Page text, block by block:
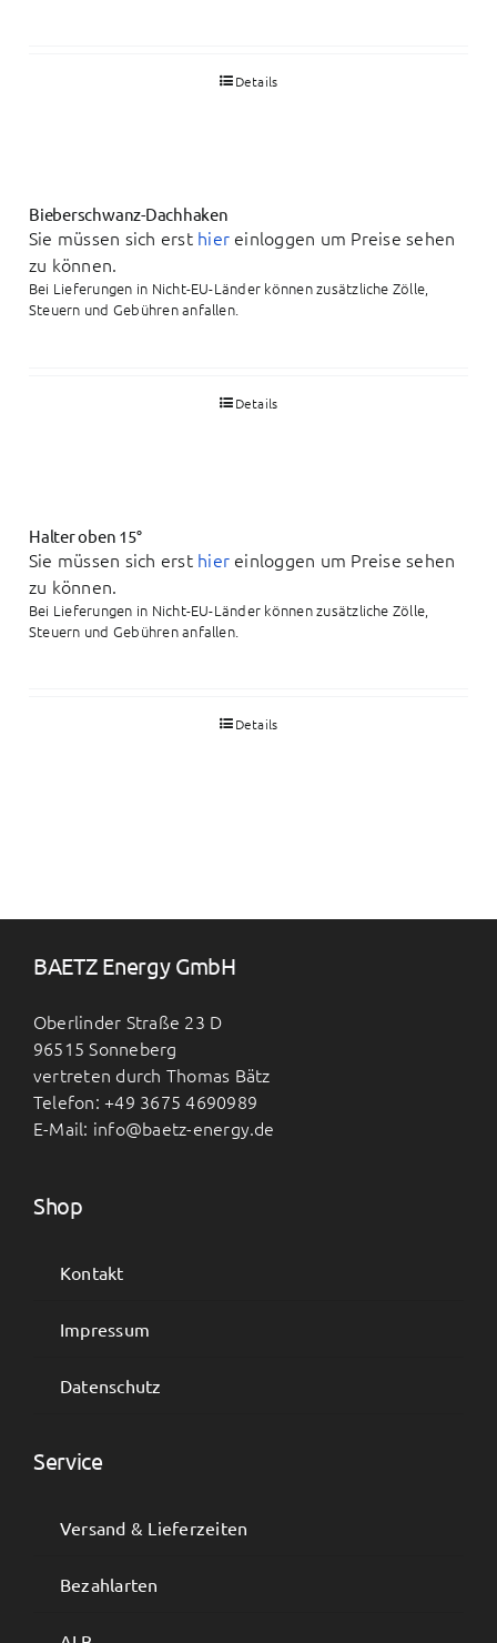
Details
Bieberschwanz-Dachhaken
Sie müssen sich erst hier einloggen um Preise sehen
zu können.
Bei Lieferungen in Nicht-EU-Länder können zusätzliche Zölle,
Steuern und Gebühren anfallen.
Details
Halter oben 15°
Sie müssen sich erst hier einloggen um Preise sehen
zu können.
Bei Lieferungen in Nicht-EU-Länder können zusätzliche Zölle,
Steuern und Gebühren anfallen.
Details
BAETZ Energy GmbH
Oberlinder Straße 23 D
96515 Sonneberg
vertreten durch Thomas Bätz
Telefon: +49 3675 4690989
E-Mail: info@baetz-energy.de
Shop
Kontakt
Impressum
Datenschutz
Service
Versand & Lieferzeiten
Bezahlarten